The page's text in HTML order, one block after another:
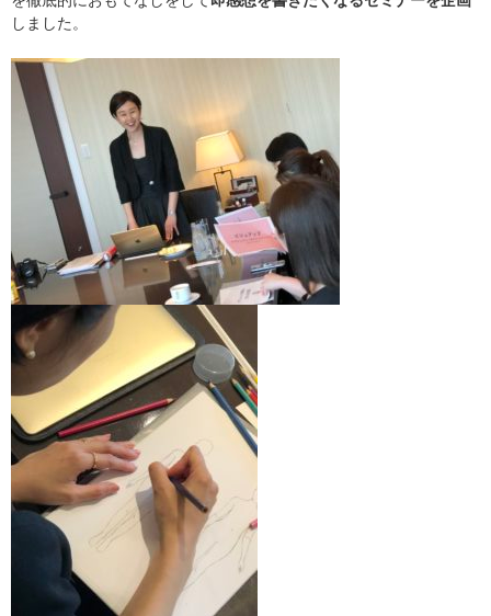
しました。